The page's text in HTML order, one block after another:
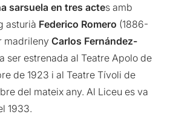
sarsuela en tres actes amb
asturià Federico Romero (1886-
madrilenyCarlos Fernández-
ser estrenada al Teatre Apolo de
de 1923 i al Teatre Tívoli de
del mateix any. Al Liceu es va
1933.